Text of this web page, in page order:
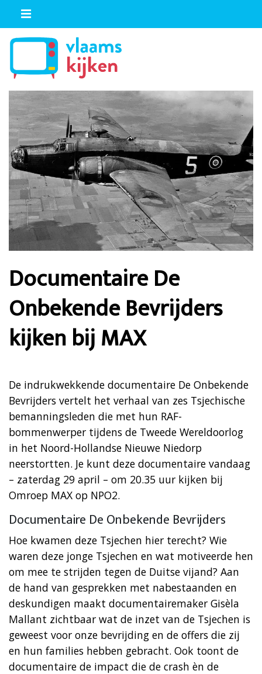
Documentaire De
Onbekende Bevrijders
kijken bij MAX
De indrukwekkende documentaire De Onbekende
Bevrijders vertelt het verhaal van zes Tsjechische
bemanningsleden die met hun RAF-
bommenwerper tijdens de Tweede Wereldoorlog
in het Noord-Hollandse Nieuwe Niedorp
neerstortten. Je kunt deze documentaire vandaag
– zaterdag 29 april – om 20.35 uur kijken bij
Omroep MAX op NPO2.
Documentaire De Onbekende Bevrijders
Hoe kwamen deze Tsjechen hier terecht? Wie
waren deze jonge Tsjechen en wat motiveerde hen
om mee te strijden tegen de Duitse vijand? Aan
de hand van gesprekken met nabestaanden en
deskundigen maakt documentairemaker Gisèla
Mallant zichtbaar wat de inzet van de Tsjechen is
geweest voor onze bevrijding en de offers die zij
en hun families hebben gebracht. Ook toont de
documentaire de impact die de crash èn de